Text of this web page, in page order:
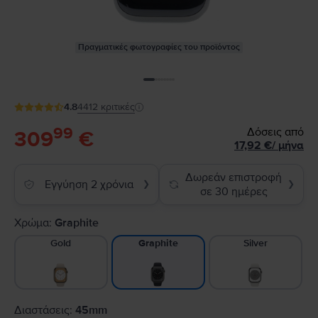
Πραγματικές φωτογραφίες του προϊόντος
4.84412 κριτικές
30999 €
Δόσεις από
17,92 €/ μήνα
Εγγύηση 2 χρόνια ❯
Δωρεάν επιστροφή
σε 30 ημέρες
❯
Χρώμα: Graphite
Gold Graphite Silver
Διαστάσεις: 45mm